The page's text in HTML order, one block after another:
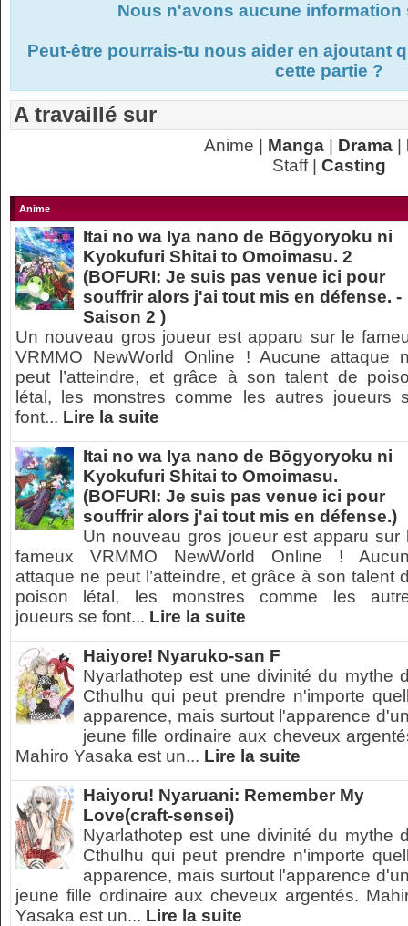
Nous n'avons aucune
Peut-être pourrais-tu nous aider en ajoutant
cette partie ?
A travaillé sur
Anime | Manga| Drama|
Staff | Casting
Anime
Itai no wa Iya nano de Bōgyoryoku ni
Kyokufuri Shitai to Omoimasu. 2
(BOFURI: Je suis pas venue ici pour
souffrir alors j'ai tout mis en défense. -
Saison 2 )
Un nouveau gros joueur est apparu sur le
VRMMO NewWorld Online ! Aucune attaque
peut l’atteindre, et grâce à son talent de
létal, les monstres comme les autres joueurs
font... Lire la suite
Itai no wa Iya nano de Bōgyoryoku ni
Kyokufuri Shitai to Omoimasu.
(BOFURI: Je suis pas venue ici pour
souffrir alors j'ai tout mis en défense.)
Un nouveau gros joueur est apparu sur
fameux VRMMO NewWorld Online !
attaque ne peut l’atteindre, et grâce à son talent
poison létal, les monstres comme les
joueurs se font... Lire la suite
Haiyore! Nyaruko-san F
Nyarlathotep est une divinité du mythe
Cthulhu qui peut prendre n'importe
apparence, mais surtout l'apparence
jeune fille ordinaire aux cheveux
Mahiro Yasaka est un... Lire la suite
Haiyoru! Nyaruani: Remember My
Love(craft-sensei)
Nyarlathotep est une divinité du mythe
Cthulhu qui peut prendre n'importe
apparence, mais surtout l'apparence
jeune fille ordinaire aux cheveux argentés.
Yasaka est un... Lire la suite